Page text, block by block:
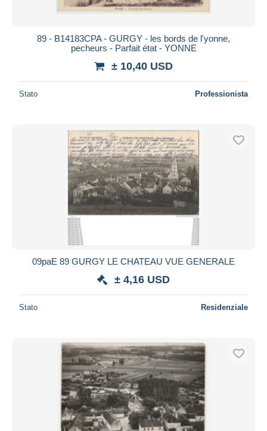
89 - B14183CPA - GURGY - les bords de l'yonne,
pecheurs - Parfait état - YONNE
± 10,40 USD
Stato Professionista
09paE 89 GURGY LE CHATEAU VUE GENERALE
± 4,16 USD
Stato Residenziale